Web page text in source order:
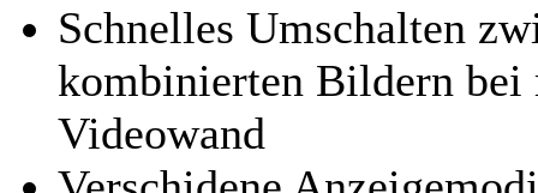
Schnelles Umschalten
kombinierten Bildern bei
Videowand